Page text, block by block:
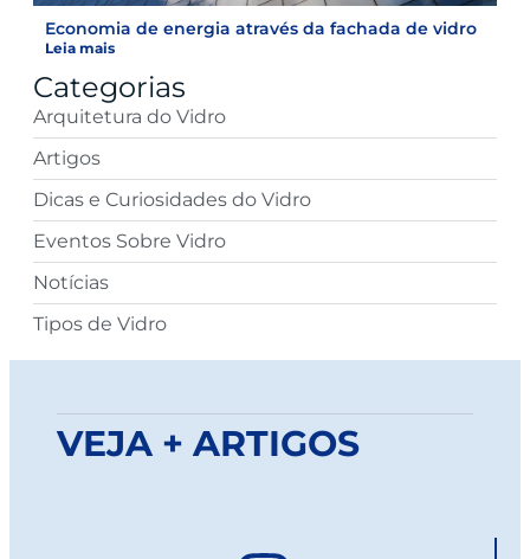
Economia de energia através da fachada de vidro
Leia mais
Categorias
Arquitetura do Vidro
Artigos
Dicas e Curiosidades do Vidro
Eventos Sobre Vidro
Notícias
Tipos de Vidro
VEJA + ARTIGOS